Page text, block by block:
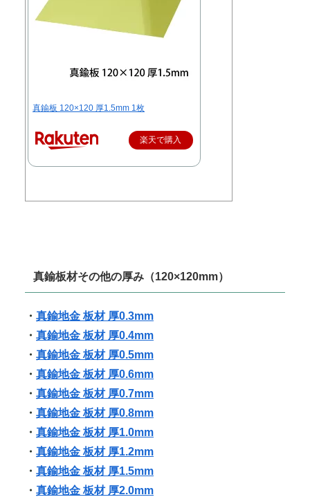
真鍮板 120×120 厚1.5mm 1枚
楽天で購入
真鍮板材その他の厚み（120×120mm）
・ 真鍮地金 板材 厚0.3mm
・ 真鍮地金 板材 厚0.4mm
・ 真鍮地金 板材 厚0.5mm
・ 真鍮地金 板材 厚0.6mm
・ 真鍮地金 板材 厚0.7mm
・ 真鍮地金 板材 厚0.8mm
・ 真鍮地金 板材 厚1.0mm
・ 真鍮地金 板材 厚1.2mm
・ 真鍮地金 板材 厚1.5mm
・ 真鍮地金 板材 厚2.0mm